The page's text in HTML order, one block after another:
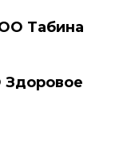
Табина
Здоровое